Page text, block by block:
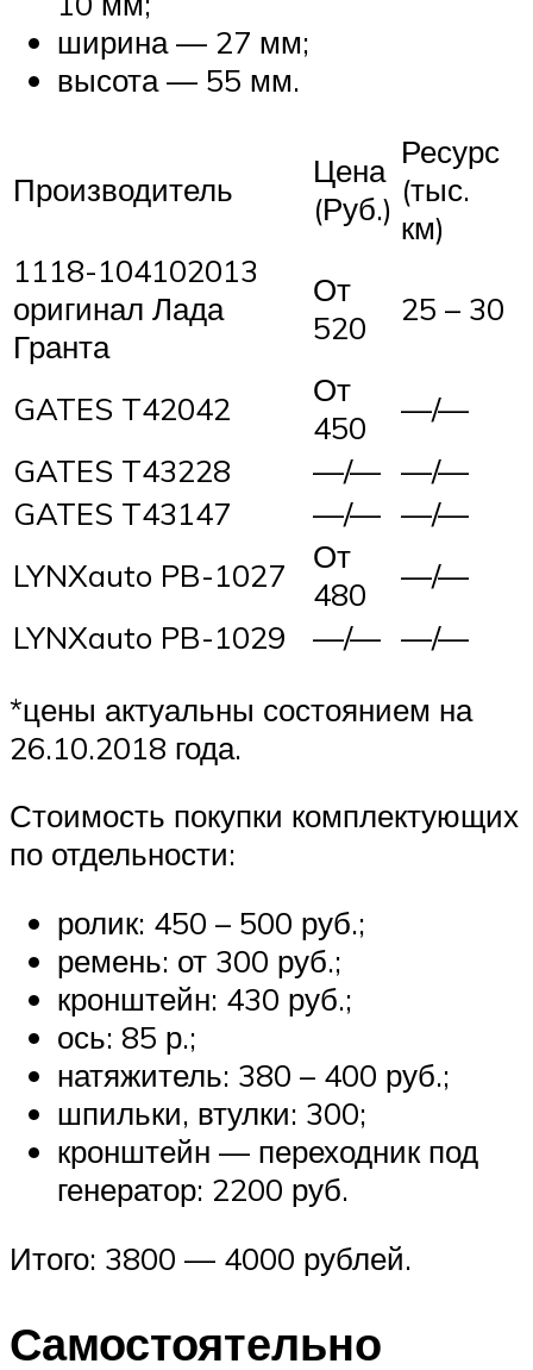
ширина — 27 мм;
высота — 55 мм.
Производитель
Цена
(Руб.)
Ресурс
(тыс.
км)
1118-104102013
оригинал Лада
Гранта
От
520
25 – 30
GATES T42042
От
450
—/—
GATES T43228
—/— —/—
GATES T43147
—/— —/—
LYNXauto PB-1027
От
480
—/—
LYNXauto PB-1029
—/— —/—
*цены актуальны состоянием на
26.10.2018 года.
Стоимость покупки комплектующих
по отдельности:
ролик: 450 – 500 руб.;
ремень: от 300 руб.;
кронштейн: 430 руб.;
ось: 85 р.;
натяжитель: 380 – 400 руб.;
шпильки, втулки: 300;
кронштейн — переходник под
генератор: 2200 руб.
Итого: 3800 — 4000 рублей.
Самостоятельно